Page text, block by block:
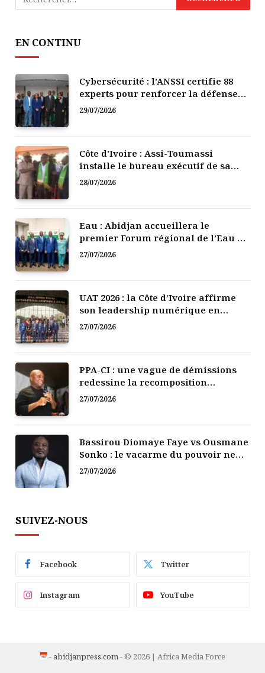
EN CONTINU
Cybersécurité : l’ANSSI certifie 88
experts pour renforcer la défense
numérique de la Côte d’Ivoire
29/07/2026
Côte d’Ivoire : Assi-Toumassi
installe le bureau exécutif de sa
mutuelle de développement
28/07/2026
Eau : Abidjan accueillera le
premier Forum régional de l’Eau de
l’Afrique de l’Ouest
27/07/2026
UAT 2026 : la Côte d’Ivoire affirme
son leadership numérique en
Afrique
27/07/2026
PPA-CI : une vague de démissions
redessine la recomposition
politique
27/07/2026
Bassirou Diomaye Faye vs Ousmane
Sonko : le vacarme du pouvoir ne
doit pas faire oublier les liens de la
27/07/2026
SUIVEZ-NOUS
Facebook Twitter
Instagram YouTube
- abidjanpress.com- © 2026 | Africa Media Force